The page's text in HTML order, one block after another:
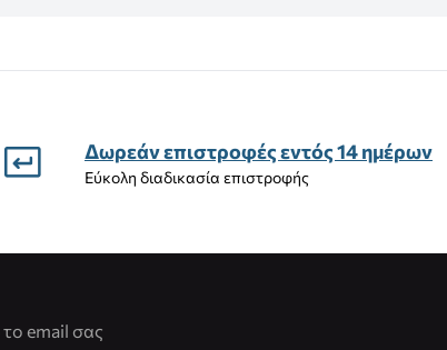
Δωρεάν επιστροφές εντός 14 ημέρων
Εύκολη διαδικασία επιστροφής